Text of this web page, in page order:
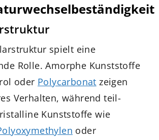
spielt eine
Rolle. Amorphe Kunststoffe
oder Polycarbonat zeigen
Verhalten, während teil-
Kunststoffe wie
oder